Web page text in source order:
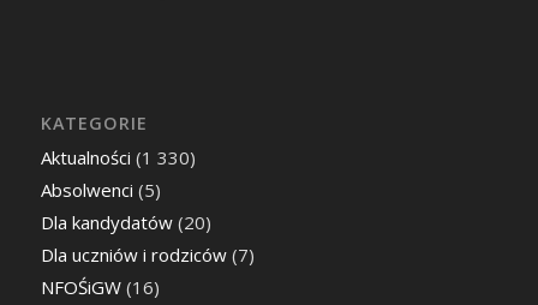
KATEGORIE
Aktualności (1 330)
Absolwenci (5)
Dla kandydatów(20)
Dla uczniów i rodziców(7)
NFOŚiGW(16)